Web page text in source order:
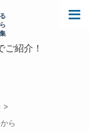
紹介！
ら